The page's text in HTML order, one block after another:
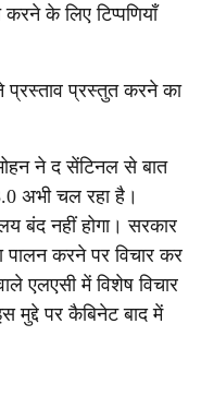
के लिए टिप्पणियाँ
प्रस्ताव प्रस्तुत करने का
ने द सेंटिनल से बात
अभी चल रहा है।
बंद नहीं होगा। सरकार
पालन करने पर विचार कर
एलएसी में विशेष विचार
मुद्दे पर कैबिनेट बाद में